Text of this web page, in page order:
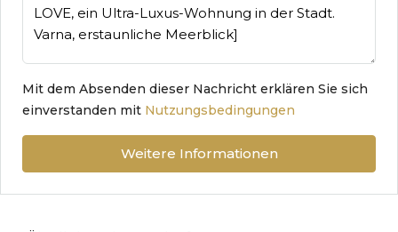
Mit dem Absenden dieser Nachricht erklären Sie sich
einverstanden mit Nutzungsbedingungen
Weitere Informationen